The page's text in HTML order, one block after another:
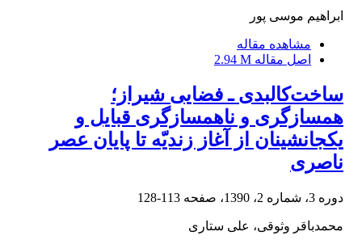
ابراهیم موسی پور
مشاهده مقاله
اصل مقاله 2.94 M
ساخت‌کالبدی ـ فضایی شیراز؛
همسازگری و ناهمسازگری قبایل و
یکجانشینان از آغاز زندیّه تا پایان عصر
ناصری
دوره 3، شماره 2، 1390، صفحه 113-128
محمدباقر وثوقی، علی ستاری